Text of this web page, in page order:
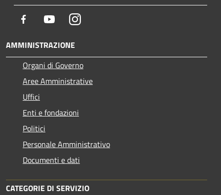
Facebook YoutubeInstagram
AMMINISTRAZIONE
Organi di Governo
Aree Amministrative
Uffici
Enti e fondazioni
Politici
Personale Amministrativo
Documenti e dati
CATEGORIE DI SERVIZIO